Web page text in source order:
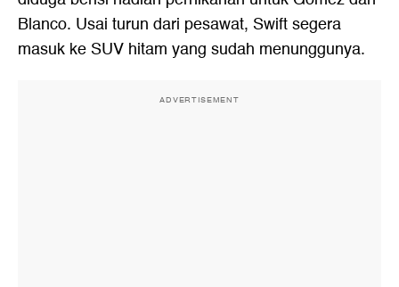
Blanco. Usai turun dari pesawat, Swift segera
masuk ke SUV hitam yang sudah menunggunya.
ADVERTISEMENT